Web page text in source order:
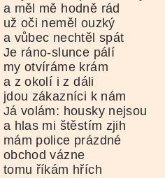
a měl mě hodně rád
už oči neměl ouzký
a vůbec nechtěl spát
Je ráno-slunce pálí
my otvíráme krám
a z okolí i z dáli
jdou zákazníci k nám
Já volám: housky nejsou
a hlas mi štěstím zjih
mám police prázdné
obchod vázne
tomu říkám hřích